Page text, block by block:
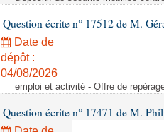
Question écrite n° 17512 de M.
Date de
dépôt :
04/08/2026
emploi et activité - Offre de
Question écrite n° 17471 de M.